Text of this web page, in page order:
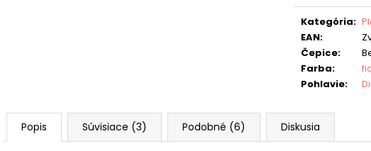
Kategória:
EAN:
Čepice:
Farba:
Pohlavie:
Popis Súvisiace (3) Podobné (6) Diskusia